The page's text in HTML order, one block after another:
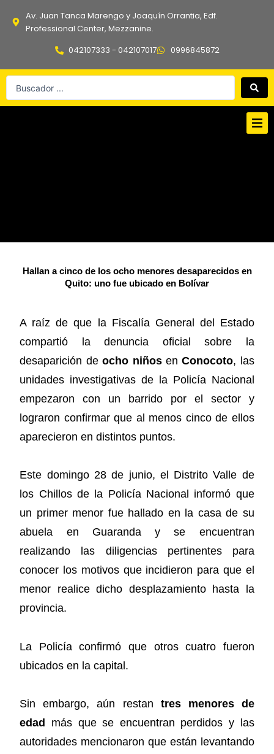
Av. Juan Tanca Marengo y Joaquín Orrantia, Edf.
Professional Center, Mezzanine.
042107333 - 042107017
0996845872
Search
Hallan a cinco de los ocho menores desaparecidos en
Quito: uno fue ubicado en Bolívar
A raíz de que la Fiscalía General del Estado
compartió la denuncia oficial sobre la
desaparición deocho niñosenConocoto, las
unidades investigativas de la Policía Nacional
empezaron con un barrido por el sector y
lograron confirmar que al menos cinco de ellos
aparecieron en distintos puntos.
Este domingo 28 de junio, el Distrito Valle de
los Chillos de la Policía Nacional informó que
un primer menor fue hallado en la casa de su
abuela en Guaranda y se encuentran
realizando las diligencias pertinentes para
conocer los motivos que incidieron para que el
menor realice dicho desplazamiento hasta la
provincia.
La Policía confirmó que otros cuatro fueron
ubicados en la capital.
Sin embargo, aún restan tres menores de
edad
más que se encuentran perdidos y las
autoridades mencionaron que están levantando